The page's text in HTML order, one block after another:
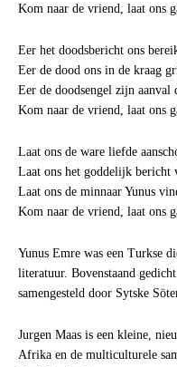
Kom naar de vriend, laat ons
Eer het doodsbericht ons
Eer de dood ons in de kraag
Eer de doodsengel zijn aanval
Kom naar de vriend, laat ons
Laat ons de ware liefde
Laat ons het goddelijk bericht
Laat ons de minnaar Yunus
Kom naar de vriend, laat ons
Yunus Emre was een Turkse
literatuur. Bovenstaand
samengesteld door Sytske
Jurgen Maas is een kleine,
Afrika en de multiculturele